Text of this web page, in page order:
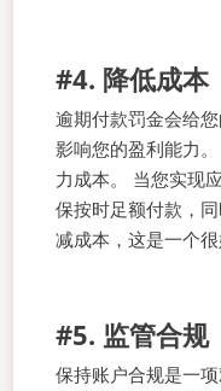
#4. 降低成本
逾期付款罚金会给
影响您的盈利能力
力成本。 当您实现
保按时足额付款，
减成本，这是一个很
#5. 监管合规
保持账户合规是一